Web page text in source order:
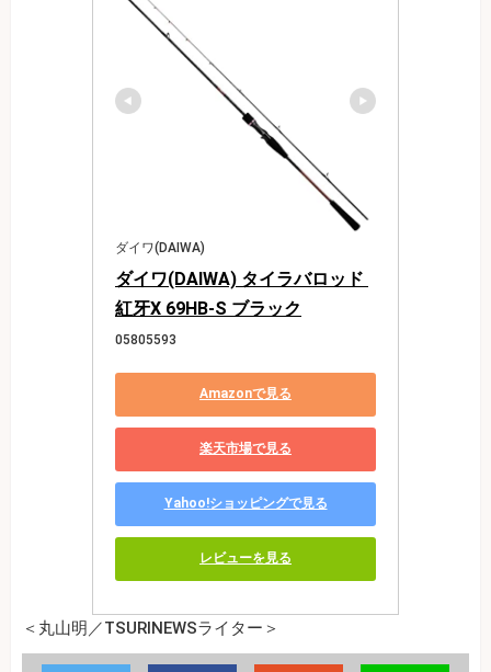
ダイワ(DAIWA)
ダイワ(DAIWA) タイラバロッド
紅牙X 69HB-S ブラック
05805593
Amazonで見る
楽天市場で見る
Yahoo!ショッピングで見る
レビューを見る
＜丸山明／TSURINEWSライター＞